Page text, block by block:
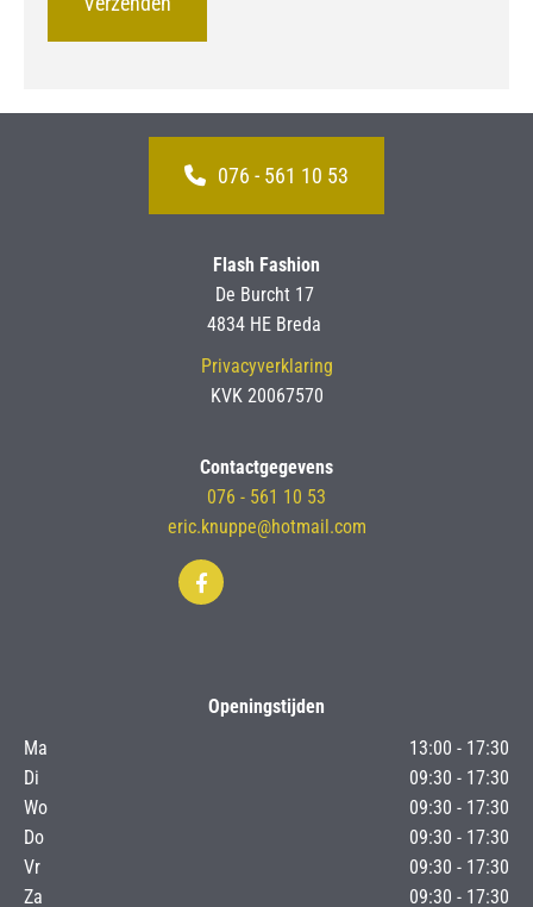
076 - 561 10 53
Flash Fashion
De Burcht 17
4834 HE Breda
Privacyverklaring
KVK 20067570
Contactgegevens
076 - 561 10 53
eric.knuppe@hotmail.com
Openingstijden
Ma
13:00 - 17:30
Di
09:30 - 17:30
Wo
09:30 - 17:30
Do
09:30 - 17:30
Vr
09:30 - 17:30
Za
09:30 - 17:30